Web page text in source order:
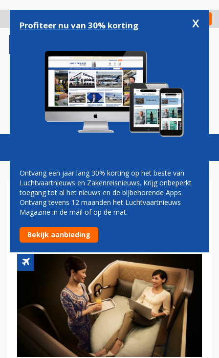
gaan
Check in
Magazine Podcasts Vacatures
SINGAPORE AIRLINES
BRENGT FIRST CLASS TERUG
NAAR SCHIPHOL
Profiteer nu van 30% korting x
Ontvang een jaar lang 30% korting op het beste van
Luchtvaartnieuws en Zakenreisnieuws. Krijg onbeperkt
toegang tot al het nieuws en de bijbehorende Apps.
Ontvang tevens 12 maanden het Luchtvaartnieuws
Magazine in de mail of op de mat.
Bekijk aanbieding